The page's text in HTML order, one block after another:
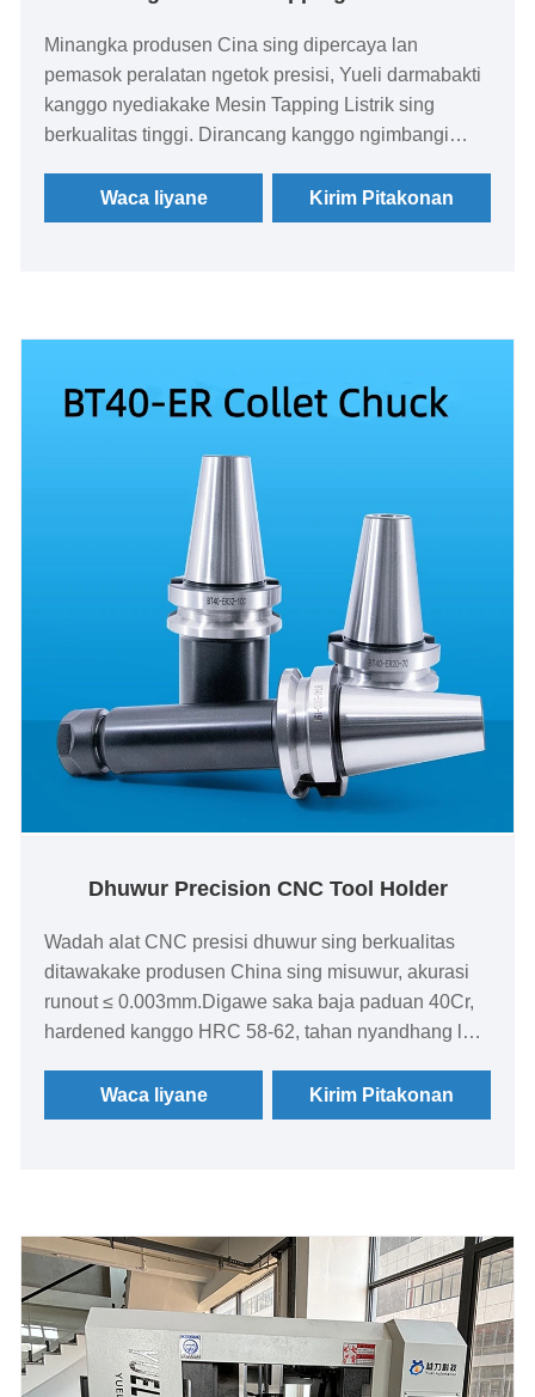
Minangka produsen Cina sing dipercaya lan
pemasok peralatan ngetok presisi, Yueli darmabakti
kanggo nyediakake Mesin Tapping Listrik sing
berkualitas tinggi. Dirancang kanggo ngimbangi
nindakake operasi threading, chamfering, lan tunyuk
jero-bolongan kanthi tepat, saengga cocok kanggo
Waca liyane Kirim Pitakonan
Dhuwur Precision CNC Tool Holder
Wadah alat CNC presisi dhuwur sing berkualitas
ditawakake produsen China sing misuwur, akurasi
runout ≤ 0.003mm.Digawe saka baja paduan 40Cr,
hardened kanggo HRC 58-62, tahan nyandhang lan
penggilingan, mesin bubut.Kinerja stabil,
concentricity dhuwur, umur layanan dawa.
Waca liyane Kirim Pitakonan